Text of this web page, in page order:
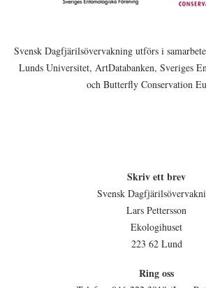
Svensk Dagfjärilsövervakning utförs i
Lunds Universitet, ArtDatabanken, Sveriges
och Butterfly Conservation
Skriv ett brev
Svensk
Lars Pettersson
Ekologihuset
223 62 Lund
Ring oss